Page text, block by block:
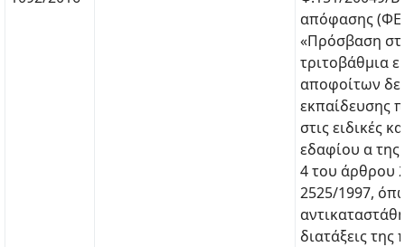
απόφασης
«Πρόσβαση
τριτοβάθμια
αποφοίτων
εκπαίδευσης
στις ειδικές
εδαφίου α
4 του άρθρου
2525/1997,
διατάξεις